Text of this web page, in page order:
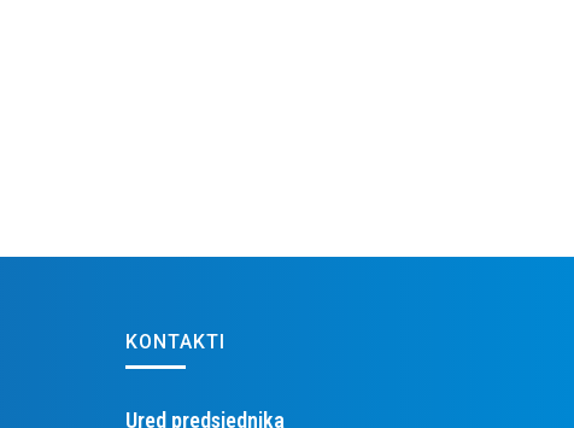
KONTAKTI
Ured predsjednika